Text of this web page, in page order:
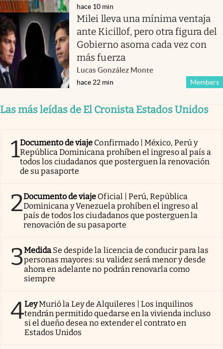
hace 10 min
Milei lleva una mínima ventaja
ante Kicillof, pero otra figura del
Gobierno asoma cada vez con
más fuerza
Lucas González Monte
Members
hace 22 min
Las más leídas de El Cronista Estados Unidos
1Documento de viaje Confirmado | México, Perú y
República Dominicana prohíben el ingreso al país a
todos los ciudadanos que posterguen la renovación
de su pasaporte
2Documento de viaje Oficial | Perú, República
Dominicana y Venezuela prohíben el ingreso al
país de todos los ciudadanos que posterguen la
renovación de su pasaporte
3Medida Se despide la licencia de conducir para las
personas mayores: su validez será menor y desde
ahora en adelante no podrán renovarla como
siempre
4LeyMurió la Ley de Alquileres | Los inquilinos
tendrán permitido quedarse en la vivienda incluso
si el dueño desea no extender el contrato en
Estados Unidos